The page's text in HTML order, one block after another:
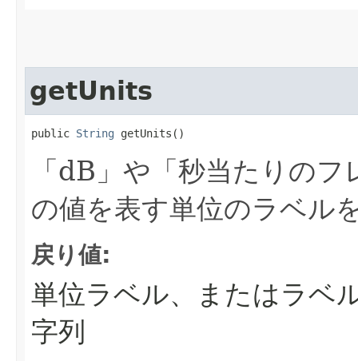
getUnits
public String getUnits()
「dB」や「秒当たりの
の値を表す単位のラベル
戻り値:
単位ラベル、またはラベ
字列